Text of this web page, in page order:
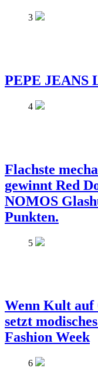
3
PEPE JEANS
4
Flachste
gewinnt Red
NOMOS
Punkten.
5
Wenn Kult
setzt
Fashion Week
6